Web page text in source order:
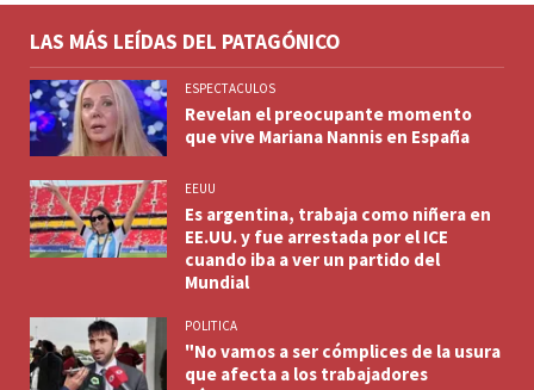
LAS MÁS LEÍDAS DEL PATAGÓNICO
ESPECTACULOS
Revelan el preocupante momento
que vive Mariana Nannis en España
EEUU
Es argentina, trabaja como niñera en
EE.UU. y fue arrestada por el ICE
cuando iba a ver un partido del
Mundial
POLITICA
"No vamos a ser cómplices de la usura
que afecta a los trabajadores